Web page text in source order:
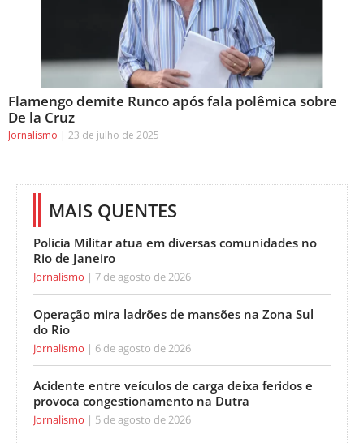
Flamengo demite Runco após fala polêmica sobre
De la Cruz
Jornalismo 23 de julho de 2025
MAIS QUENTES
Polícia Militar atua em diversas comunidades no
Rio de Janeiro
Jornalismo 7 de agosto de 2026
Operação mira ladrões de mansões na Zona Sul
do Rio
Jornalismo 6 de agosto de 2026
Acidente entre veículos de carga deixa feridos e
provoca congestionamento na Dutra
Jornalismo 5 de agosto de 2026